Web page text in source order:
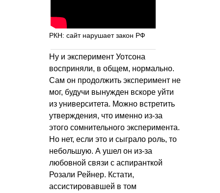
РКН: сайт нарушает закон РФ
Ну и эксперимент Уотсона
восприняли, в общем, нормально.
Сам он продолжить эксперимент не
мог, будучи вынужден вскоре уйти
из университета. Можно встретить
утверждения, что именно из-за
этого сомнительного эксперимента.
Но нет, если это и сыграло роль, то
небольшую. А ушел он из-за
любовной связи с аспиранткой
Розали Рейнер. Кстати,
ассистировавшей в том